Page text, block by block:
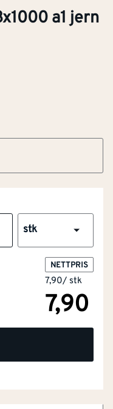
a1 jern
8,8 1-pk
stk
NETTPRIS
7,90/ stk
7,90